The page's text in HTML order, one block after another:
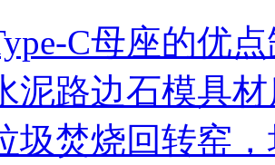
C母座的优
泥路边石模具
圾焚烧回转窑